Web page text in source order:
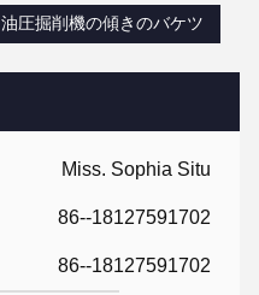
Miss. Sophia Situ
86--18127591702
86--18127591702
油圧掘削機の傾きのバケツ